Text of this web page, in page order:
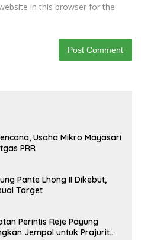
in this browser for the
Usaha Mikro Mayasari
PRR
Pante Lhong II Dikebut,
Target
Perintis Reje Payung
Jempol untuk Prajurit